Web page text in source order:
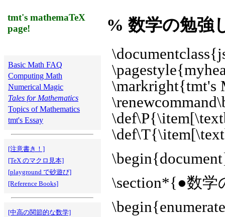
% 数学の勉強
\markright{tmt's
\section*{●数
tmt's mathemaTeX
page!
Basic Math FAQ
Computing Math
Numerical Magic
Tales for Mathematics
Topics of Mathematics
tmt's Essay
[注意書き！]
[TeX のマクロ見本]
[playground で砂遊び]
[Reference Books]
[中高の関節的な数学]